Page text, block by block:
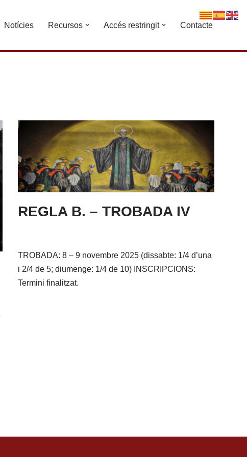
Notícies Recursos Accés restringit Contacte
REGLA B. – TROBADA IV
TROBADA: 8 – 9 novembre 2025 (dissabte: 1/4 d’una
i 2/4 de 5; diumenge: 1/4 de 10) INSCRIPCIONS:
Termini finalitzat.